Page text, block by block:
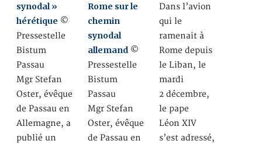
synodal »
hérétique ©
Pressestelle
Bistum
Passau
Mgr Stefan
Oster, évêque
de Passau en
Allemagne, a
publié un
Rome sur le
chemin
synodal
allemand ©
Pressestelle
Bistum
Passau
Mgr Stefan
Oster, évêque
de Passau en
Dans l’avion
qui le
ramenait à
Rome depuis
le Liban, le
mardi
2 décembre,
le pape
Léon XIV
s’est adressé,